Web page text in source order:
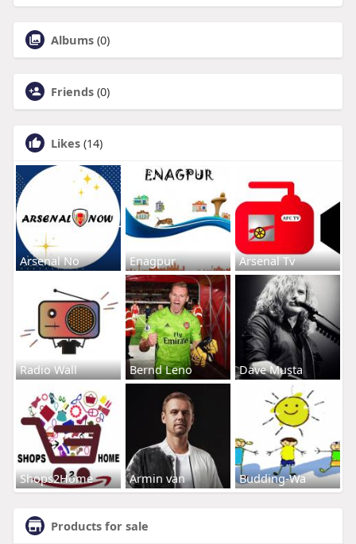
Albums (0)
Friends (0)
Likes (14)
Arsenal No Enagpur Arsenal Tv
Radio Wall Bernd Leno Dave Musta
Shops2Home Armin van Budding-Wa
Products for sale